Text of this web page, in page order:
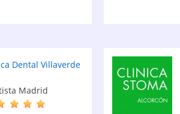
Dental Villaverde
Madrid